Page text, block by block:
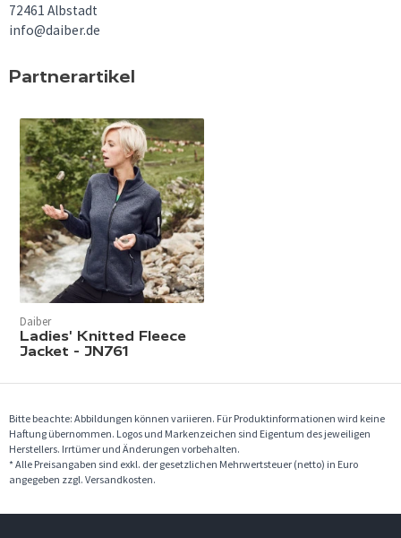
72461 Albstadt
info@daiber.de
Partnerartikel
Daiber
Ladies' Knitted Fleece
Jacket - JN761
Bitte beachte: Abbildungen können variieren. Für Produktinformationen wird keine
Haftung übernommen. Logos und Markenzeichen sind Eigentum des jeweiligen
Herstellers. Irrtümer und Änderungen vorbehalten.
* Alle Preisangaben sind exkl. der gesetzlichen Mehrwertsteuer (netto) in Euro
angegeben zzgl. Versandkosten.